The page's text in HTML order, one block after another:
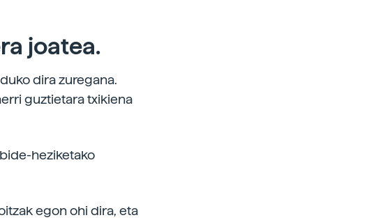
joatea.
dira zuregana.
guztietara txikiena
heziketako
egon ohi dira, eta